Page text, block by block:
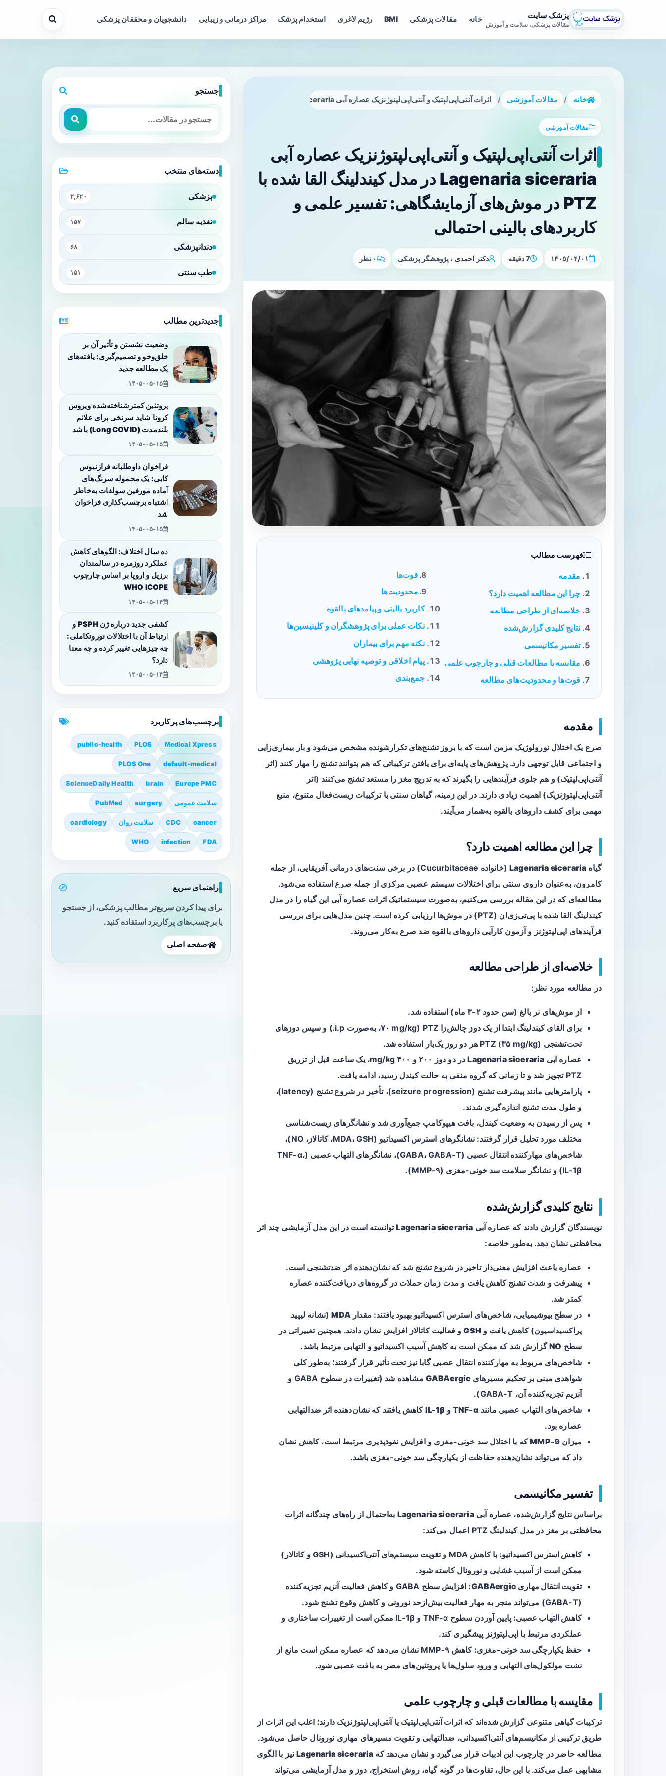
پزشک سایت
مقالات پزشکی، سلامت و آموزش
خانه مقالات پزشکی BMI رژیم لاغری استخدام پزشک مراکز درمانی و زیبایی دانشجویان و محققان پزشکی
خانه / مقالات آموزشی / اثرات آنتی‌اپی‌لپتیک و آنتی‌اپی‌لپتوژنزیک عصاره آبی Lagenaria siceraria در مدل کیندلینگ القا شده با PTZ در موش‌های آزمایشگاهی: تفسیر علمی و کاربردهای بالینی احتمالی
مقالات آموزشی
اثرات آنتی‌اپی‌لپتیک و آنتی‌اپی‌لپتوژنزیک عصاره آبی
Lagenaria siceraria در مدل کیندلینگ القا شده با
PTZ در موش‌های آزمایشگاهی: تفسیر علمی و
کاربردهای بالینی احتمالی
۱۴۰۵/۰۴/۰۱ 7 دقیقه دکتر احمدی ، پژوهشگر پزشکی ۰ نظر
فهرست مطالب
مقدمه
چرا این مطالعه اهمیت دارد؟
خلاصه‌ای از طراحی مطالعه
نتایج کلیدی گزارش‌شده
تفسیر مکانیسمی
مقایسه با مطالعات قبلی و چارچوب علمی
قوت‌ها و محدودیت‌های مطالعه
قوت‌ها
محدودیت‌ها
کاربرد بالینی و پیامدهای بالقوه
نکات عملی برای پژوهشگران و کلینیسین‌ها
نکته مهم برای بیماران
پیام اخلاقی و توصیه نهایی پژوهشی
جمع‌بندی
مقدمه
صرع یک اختلال نورولوژیک مزمن است که با بروز تشنج‌های تکرارشونده مشخص می‌شود و بار بیماری‌زایی
و اجتماعی قابل توجهی دارد. پژوهش‌های پایه‌ای برای یافتن ترکیباتی که هم بتوانند تشنج را مهار کنند (اثر
آنتی‌اپی‌لپتیک) و هم جلوی فرآیندهایی را بگیرند که به تدریج مغز را مستعد تشنج می‌کنند (اثر
آنتی‌اپی‌لپتوژنزیک) اهمیت زیادی دارند. در این زمینه، گیاهان سنتی با ترکیبات زیست‌فعال متنوع، منبع
مهمی برای کشف داروهای بالقوه به‌شمار می‌آیند.
چرا این مطالعه اهمیت دارد؟
گیاه Lagenaria siceraria
(خانواده Cucurbitaceae) در برخی سنت‌های درمانی آفریقایی، از جمله
کامرون، به‌عنوان داروی سنتی برای اختلالات سیستم عصبی مرکزی از جمله صرع استفاده می‌شود.
مطالعه‌ای که در این مقاله بررسی می‌کنیم، به‌صورت سیستماتیک اثرات عصاره آبی این گیاه را در مدل
کیندلینگ القا شده با پی‌تی‌زی‌ان (PTZ) در موش‌ها ارزیابی کرده است. چنین مدل‌هایی برای بررسی
فرآیندهای اپی‌لپتوژنز و آزمون کارآیی داروهای بالقوه ضد صرع به‌کار می‌روند.
خلاصه‌ای از طراحی مطالعه
در مطالعه مورد نظر:
از موش‌های نر بالغ (سن حدود ۲-۳ ماه) استفاده شد.
برای القای کیندلینگ ابتدا از یک دوز چالش‌زا PTZ (۷۰ mg/kg، به‌صورت i.p.) و سپس دوزهای
تحت‌تشنجی PTZ (۳۵ mg/kg) هر دو روز یک‌بار استفاده شد.
عصاره آبی Lagenaria siceraria
در دو دوز ۲۰۰ و ۴۰۰ mg/kg، یک ساعت قبل از تزریق
PTZ تجویز شد و تا زمانی که گروه منفی به حالت کیندل رسید، ادامه یافت.
پارامترهایی مانند پیشرفت تشنج (seizure progression)، تأخیر در شروع تشنج (latency)،
و طول مدت تشنج اندازه‌گیری شدند.
پس از رسیدن به وضعیت کیندل، بافت هیپوکامپ جمع‌آوری شد و نشانگرهای زیست‌شناسی
مختلف مورد تحلیل قرار گرفتند: نشانگرهای استرس اکسیداتیو
(MDA، GSH، کاتالاز، NO)،
شاخص‌های مهارکننده انتقال عصبی (GABA، GABA-T)، نشانگرهای التهاب عصبی
(TNF-α،
IL-1β) و نشانگر سلامت سد خونی-مغزی (MMP-۹).
نتایج کلیدی گزارش‌شده
نویسندگان گزارش دادند که عصاره آبی Lagenaria sicerariaتوانسته است در این مدل آزمایشی چند اثر
محافظتی نشان دهد. به‌طور خلاصه:
عصاره باعث افزایش معنی‌دارتاخیر در شروع تشنج شد که نشان‌دهنده اثر ضدتشنجی است.
پیشرفت و شدت تشنج کاهش یافت و مدت زمان حملات در گروه‌های دریافت‌کننده عصاره
کمتر شد.
در سطح بیوشیمیایی، شاخص‌های استرس اکسیداتیو بهبود یافتند: مقدارMDA(نشانه لیپید
پراکسیداسیون) کاهش یافت وGSHو فعالیتکاتالاز افزایش نشان دادند. همچنین تغییراتی در
سطح NOگزارش شد که ممکن است به کاهش آسیب اکسیداتیو و التهابی مرتبط باشد.
شاخص‌های مربوط به مهارکننده انتقال عصبی گابا نیز تحت تأثیر قرار گرفتند؛ به‌طور کلی
شواهدی مبنی برتحکیم مسیرهای GABAergic
مشاهده شد (تغییرات در سطوح GABA و
آنزیم تجزیه‌کننده آن، GABA-T).
شاخص‌های التهاب عصبی مانند TNF-αو IL-1β کاهش یافتند که نشان‌دهنده اثر ضدالتهابی
عصاره بود.
میزان MMP-9که با اختلال سد خونی-مغزی و افزایش نفوذپذیری مرتبط است، کاهش نشان
داد که می‌تواند نشان‌دهنده حفاظت از یکپارچگی سد خونی-مغزی باشد.
تفسیر مکانیسمی
براساس نتایج گزارش‌شده، عصاره آبیLagenaria siceraria به‌احتمال از راه‌های چندگانه اثرات
محافظتی بر مغز در مدل کیندلینگ PTZ اعمال می‌کند:
کاهش استرس اکسیداتیو:
با کاهش MDA و تقویت سیستم‌های آنتی‌اکسیدانی (GSH و کاتالاز)
ممکن است از آسیب غشایی و نورونال کاسته شود.
تقویت انتقال مهاری GABAergic:
افزایش سطح GABA و کاهش فعالیت آنزیم تجزیه‌کننده
(GABA-T) می‌تواند منجر به مهار فعالیت بیش‌ازحد نورونی و کاهش وقوع تشنج شود.
کاهش التهاب عصبی:
پایین آوردن سطوح TNF-α و IL-1β ممکن است از تغییرات ساختاری و
عملکردی مرتبط با اپی‌لپتوژنز پیشگیری کند.
حفظ یکپارچگی سد خونی-مغزی:
کاهش MMP-۹ نشان می‌دهد که عصاره ممکن است مانع از
نشت مولکول‌های التهابی و ورود سلول‌ها یا پروتئین‌های مضر به بافت عصبی شود.
مقایسه با مطالعات قبلی و چارچوب علمی
ترکیبات گیاهی متنوعی گزارش شده‌اند که اثرات آنتی‌اپی‌لپتیک یا آنتی‌اپی‌لپتوژنزیک دارند؛ اغلب این اثرات از
طریق ترکیبی از مکانیسم‌های آنتی‌اکسیدانی، ضدالتهابی و تقویت مسیرهای مهاری نورونال حاصل می‌شود.
مطالعه حاضر در چارچوب این ادبیات قرار می‌گیرد و نشان می‌دهد که Lagenaria sicerariaنیز با الگوی
مشابهی عمل می‌کند. با این حال، تفاوت‌ها در گونه گیاه، روش استخراج، دوز و مدل آزمایشی می‌تواند
جستجو
دسته‌های منتخب
پزشکی ۲,۶۲۰
تغذیه سالم ۱۵۷
دندانپزشکی ۶۸
طب سنتی ۱۵۱
جدیدترین مطالب
وضعیت نشستن و تأثیر آن بر
خلق‌وخو و تصمیم‌گیری: یافته‌های
یک مطالعه جدید
۱۴۰۵-۰۵-۱۵
پروتئین کمترشناخته‌شده ویروس
کرونا شاید سرنخی برای علائم
بلندمدت (Long COVID) باشد
۱۴۰۵-۰۵-۱۵
فراخوان داوطلبانه فرازنیوس
کابی: یک محموله سرنگ‌های
آماده مورفین سولفات به‌خاطر
اشتباه برچسب‌گذاری فراخوان
شد
۱۴۰۵-۰۵-۱۵
ده سال اختلاف: الگوهای کاهش
عملکرد روزمره در سالمندان
برزیل و اروپا بر اساس چارچوب
WHO ICOPE
۱۴۰۵-۰۵-۱۴
کشفی جدید درباره ژن PSPH و
ارتباط آن با اختلالات نوروتکاملی:
چه چیزهایی تغییر کرده و چه معنا
دارد؟
۱۴۰۵-۰۵-۱۴
برچسب‌های پرکاربرد
Medical Xpress
PLOS
public-health
default-medical
PLOS One
Europe PMC
brain
ScienceDaily Health
سلامت عمومی surgery
PubMed
cancer
CDC سلامت روان cardiology
FDA
infection
WHO
راهنمای سریع
برای پیدا کردن سریع‌تر مطالب پزشکی، از جستجو
یا برچسب‌های پرکاربرد استفاده کنید.
صفحه اصلی